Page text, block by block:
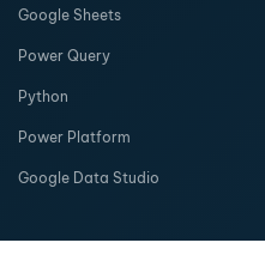
Google Sheets
Power Query
Python
Power Platform
Google Data Studio